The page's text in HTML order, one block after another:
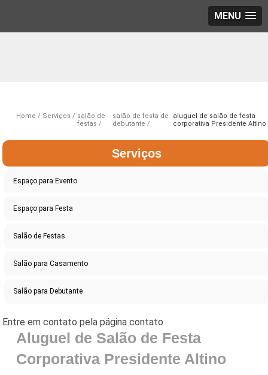
MENU
Home Serviços
salão de
festas
salão de festa de
debutante
aluguel de salão de festa
corporativa Presidente Altino
Serviços
Espaço para Evento
Espaço para Festa
Salão de Festas
Salão para Casamento
Salão para Debutante
Aluguel de Salão de Festa
Corporativa Presidente Altino